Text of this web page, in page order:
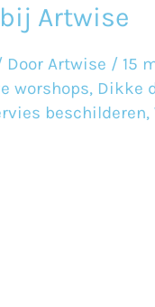
Artwise
Door Artwise / 15
worshops, Dikke
beschilderen,